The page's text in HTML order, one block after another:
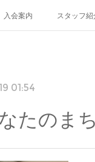
入会案内 スタッフ紹
01:54
なたのま